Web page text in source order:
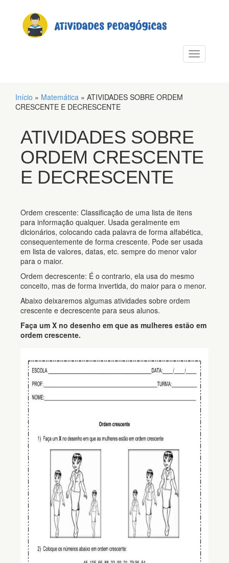
Alternar
Início » Matemática » ATIVIDADES SOBRE ORDEM
CRESCENTE E DECRESCENTE
ATIVIDADES SOBRE
ORDEM CRESCENTE
E DECRESCENTE
Ordem crescente: Classificação de uma lista de itens
para informação qualquer. Usada geralmente em
dicionários, colocando cada palavra de forma alfabética,
consequentemente de forma crescente. Pode ser usada
em lista de valores, datas, etc. sempre do menor valor
para o maior.
Ordem decrescente: É o contrario, ela usa do mesmo
conceito, mas de forma invertida, do maior para o menor.
Abaixo deixaremos algumas atividades sobre ordem
crescente e decrescente para seus alunos.
Faça um X no desenho em que as mulheres estão em
ordem crescente.